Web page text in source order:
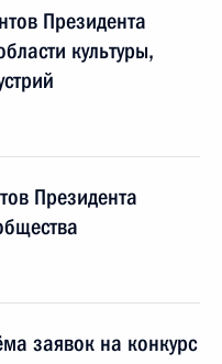
Президента
культуры,
Президента
заявок на конкурс